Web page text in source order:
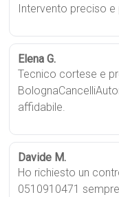
Intervento preciso e
Elena G.
Tecnico cortese e
affidabile.
Davide M.
Ho richiesto un
0510910471